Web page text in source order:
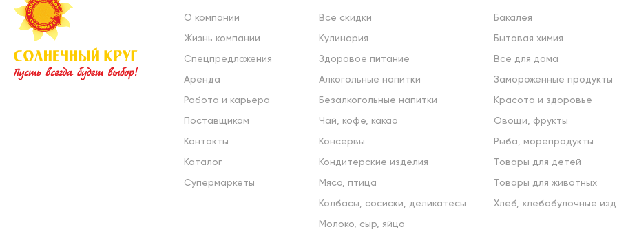
О компании
Жизнь компании
Спецпредложения
Аренда
Работа и карьера
Поставщикам
Контакты
Каталог
Супермаркеты
Все скидки
Кулинария
Здоровое питание
Алкогольные напитки
Безалкогольные напитки
Чай, кофе, какао
Консервы
Кондитерские изделия
Мясо, птица
Колбасы, сосиски, деликатесы
Молоко, сыр, яйцо
Бакалея
Бытовая химия
Все для дома
Замороженные продукты
Красота и здоровье
Овощи, фрукты
Рыба, морепродукты
Товары для детей
Товары для животных
Хлеб, хлебобулочные